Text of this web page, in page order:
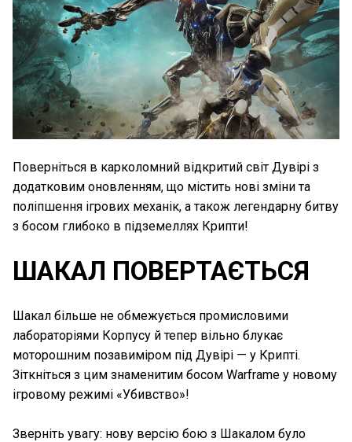
Поверніться в карколомний відкритий світ Дувірі з
додатковим оновленням, що містить нові зміни та
поліпшення ігрових механік, а також легендарну битву
з босом глибоко в підземеллях Крипти!
ШАКАЛ ПОВЕРТАЄТЬСЯ
Шакал більше не обмежується промисловими
лабораторіями Корпусу й тепер вільно блукає
моторошним позавиміром під Дувірі — у Крипті.
Зіткніться з цим знаменитим босом Warframe у новому
ігровому режимі «Убивство»!
Зверніть увагу: нову версію бою з Шакалом було